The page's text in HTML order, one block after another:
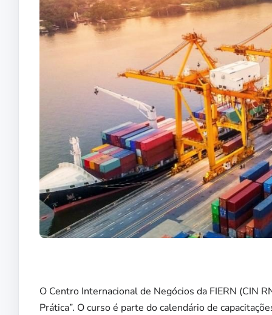
O Centro Internacional de Negócios da FIERN (CIN
Prática”. O curso é parte do calendário de